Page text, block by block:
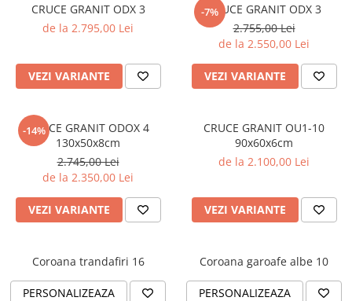
CRUCE GRANIT ODX 3
de la 2.795,00 Lei
VEZI VARIANTE
-7%
CRUCE GRANIT ODX 3
2.755,00 Lei
de la 2.550,00 Lei
VEZI VARIANTE
-14%
CRUCE GRANIT ODOX 4
130x50x8cm
2.745,00 Lei
de la 2.350,00 Lei
VEZI VARIANTE
CRUCE GRANIT OU1-10
90x60x6cm
de la 2.100,00 Lei
VEZI VARIANTE
Coroana trandafiri 16
PERSONALIZEAZA
Coroana garoafe albe 10
PERSONALIZEAZA